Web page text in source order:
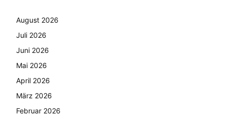
August 2026
Juli 2026
Juni 2026
Mai 2026
April 2026
März 2026
Februar 2026